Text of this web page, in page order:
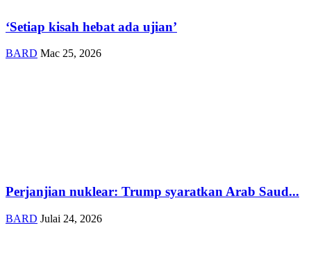
‘Setiap kisah hebat ada ujian’
BARD Mac 25, 2026
Perjanjian nuklear: Trump syaratkan Arab Saud...
BARD Julai 24, 2026